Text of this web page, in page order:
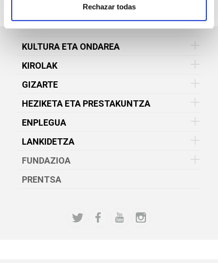
Rechazar todas
KULTURA ETA ONDAREA
KIROLAK
GIZARTE
HEZIKETA ETA PRESTAKUNTZA
ENPLEGUA
LANKIDETZA
FUNDAZIOA
PRENTSA